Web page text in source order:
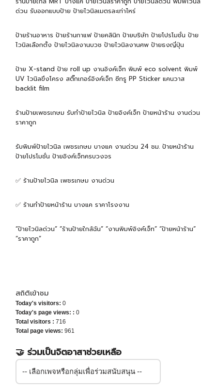
ด่วน รับออกแบบป้าย ป้ายไวนิลเมตรละเท่าไหร่
ป้ายร้านอาหาร ป้ายร้านกาแฟ ป้ายคลินิก ป้ายบริษัท ป้ายโปรโมชั่น ป้าย
ไวนิลเลือกตั้ง ป้ายไวนิลงานบวช ป้ายไวนิลงานศพ ป้ายธงญี่ปุ่น
ป้าย X-stand ป้าย roll up งานอิงค์เจ็ท พิมพ์ eco solvent พิมพ์
UV ไวนิลขึงโครง สติ๊กเกอร์อิงค์เจ็ท ซีทรู PP Sticker แคนวาส
backlit film
ร้านป้ายเพชรเกษม รับทำป้ายไวนิล ป้ายอิงค์เจ็ท ป้ายหน้าร้าน งานด่วน
ราคาถูก
รับพิมพ์ป้ายไวนิล เพชรเกษม บางแค งานด่วน 24 ชม. ป้ายหน้าร้าน
ป้ายโปรโมชั่น ป้ายอิงค์เจ็ทครบวงจร
✅ ร้านป้ายไวนิล เพชรเกษม งานด่วน
✅ ร้านทำป้ายหน้าร้าน บางแค ราคาโรงงาน
“ป้ายไวนิลด่วน” “ร้านป้ายใกล้ฉัน” “งานพิมพ์อิงค์เจ็ท” “ป้ายหน้าร้าน”
“ราคาถูก”
สถิติเข้าชม
Today's visitors:0
Today's page views: :0
Total visitors :716
Total page views:961
🤝 ร่วมเป็นจิตอาสาช่วยเหลือ